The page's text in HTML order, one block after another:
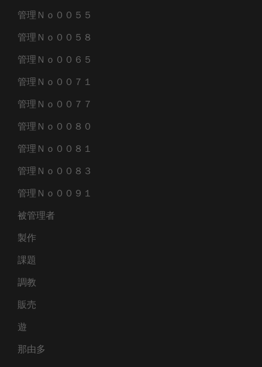
管理Ｎｏ００５５
管理Ｎｏ００５８
管理Ｎｏ００６５
管理Ｎｏ００７１
管理Ｎｏ００７７
管理Ｎｏ００８０
管理Ｎｏ００８１
管理Ｎｏ００８３
管理Ｎｏ００９１
被管理者
製作
課題
調教
販売
遊
那由多